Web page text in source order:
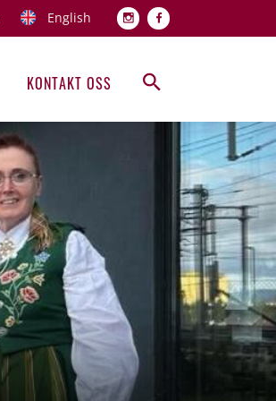
Topp
English
Hovedmeny
KONTAKT OSS